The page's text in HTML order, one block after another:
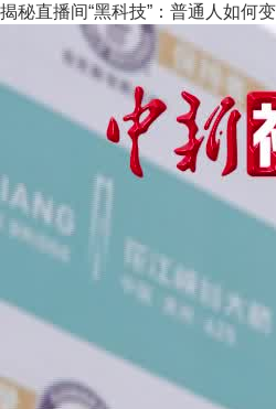
揭秘直播间“黑科技”：普通人如何